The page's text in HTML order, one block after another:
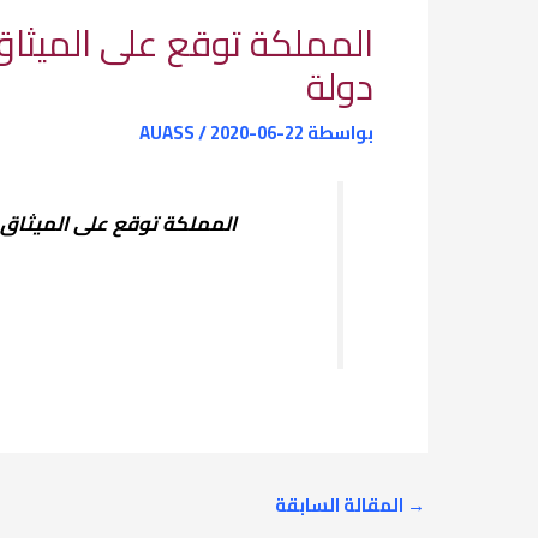
دولة
بواسطة AUASS/2020-06-22
المملكة توقع على الميثاق
→ المقالة السابقة